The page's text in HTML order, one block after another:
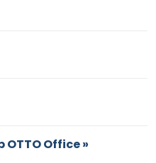
Office »